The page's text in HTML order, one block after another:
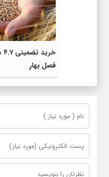
فصل بهار